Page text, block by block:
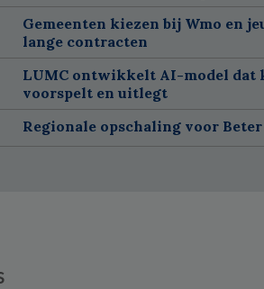
Gemeenten kiezen bij Wmo en
lange contracten
LUMC ontwikkelt AI-model dat
voorspelt en uitlegt
Regionale opschaling voor